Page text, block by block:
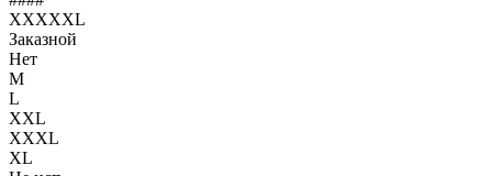
XXXXXL
Заказной
Нет
M
L
XXL
XXXL
XL